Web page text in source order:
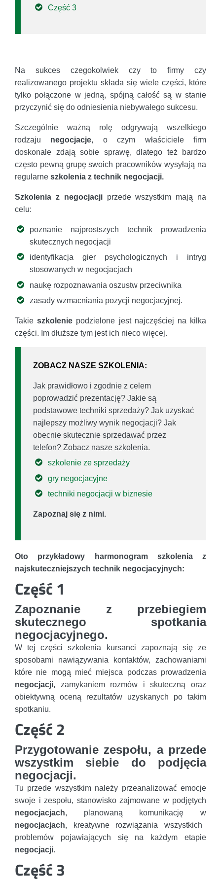
Część 3
Na sukces czegokolwiek czy to firmy czy
realizowanego projektu składa się wiele części, które
tylko połączone w jedną, spójną całość są w stanie
przyczynić się do odniesienia niebywałego sukcesu.
Szczególnie ważną rolę odgrywają wszelkiego
rodzaju negocjacje, o czym właściciele firm
doskonale zdają sobie sprawę, dlatego też bardzo
często pewną grupę swoich pracowników wysyłają na
regularne szkolenia z technik negocjacji.
Szkolenia z negocjacjiprzede wszystkim mają na
celu:
poznanie najprostszych technik prowadzenia
skutecznych negocjacji
identyfikacja gier psychologicznych i intryg
stosowanych w negocjacjach
naukę rozpoznawania oszustw przeciwnika
zasady wzmacniania pozycji negocjacyjnej.
Takieszkolenie podzielone jest najczęściej na kilka
części. Im dłuższe tym jest ich nieco więcej.
ZOBACZ NASZE SZKOLENIA:
Jak prawidłowo i zgodnie z celem
poprowadzić prezentację? Jakie są
podstawowe techniki sprzedaży? Jak uzyskać
najlepszy możliwy wynik negocjacji? Jak
obecnie skutecznie sprzedawać przez
telefon? Zobacz nasze szkolenia.
szkolenie ze sprzedaży
gry negocjacyjne
techniki negocjacji w biznesie
Zapoznaj się z nimi.
Oto przykładowy harmonogram szkolenia z
najskuteczniejszych technik negocjacyjnych:
Część 1
Zapoznanie z przebiegiem
skutecznego spotkania
negocjacyjnego.
W tej części szkolenia kursanci zapoznają się ze
sposobami nawiązywania kontaktów, zachowaniami
które nie mogą mieć miejsca podczas prowadzenia
negocjacji, zamykaniem rozmów i skuteczną oraz
obiektywną oceną rezultatów uzyskanych po takim
spotkaniu.
Część 2
Przygotowanie zespołu, a przede
wszystkim siebie do podjęcia
negocjacji.
Tu przede wszystkim należy przeanalizować emocje
swoje i zespołu, stanowisko zajmowane w podjętych
negocjacjach, planowaną komunikację w
negocjacjach, kreatywne rozwiązania wszystkich
problemów pojawiających się na każdym etapie
negocjacji.
Część 3